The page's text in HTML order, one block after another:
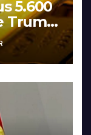
5.600
Trump